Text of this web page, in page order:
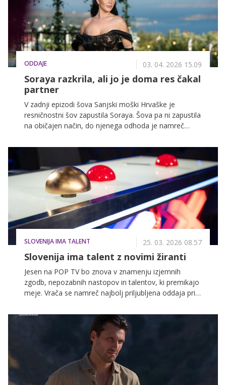
ODDAJE 03. 04. 2026 15.09
Soraya razkrila, ali jo je doma res čakal
partner
V zadnji epizodi šova Sanjski moški Hrvaške je
resničnostni šov zapustila Soraya. Šova pa ni zapustila
na običajen način, do njenega odhoda je namreč
SLOVENIJA IMA TALENT 25. 03. 2026 08.57
Slovenija ima talent z novimi žiranti
Jesen na POP TV bo znova v znamenju izjemnih
zgodb, nepozabnih nastopov in talentov, ki premikajo
meje. Vrača se namreč najbolj priljubljena oddaja pri
prinaša le svežih talentov, temveč tudi pomembne
spremembe v sami zasedbi oddaje. Obetajo se
novosti za žirantsko mizo, gledalci pa bodo spremljali
tudi povsem nov voditeljski par.